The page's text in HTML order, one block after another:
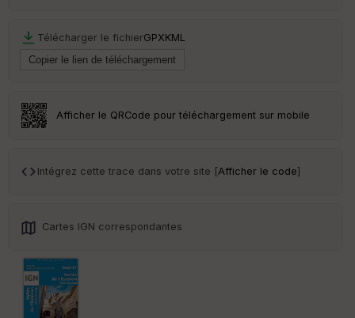
Télécharger le fichierGPXKML
Afficher le QRCode pour téléchargement sur mobile
Intégrez cette trace dans votre site [Afficher le code]
Cartes IGN correspondantes